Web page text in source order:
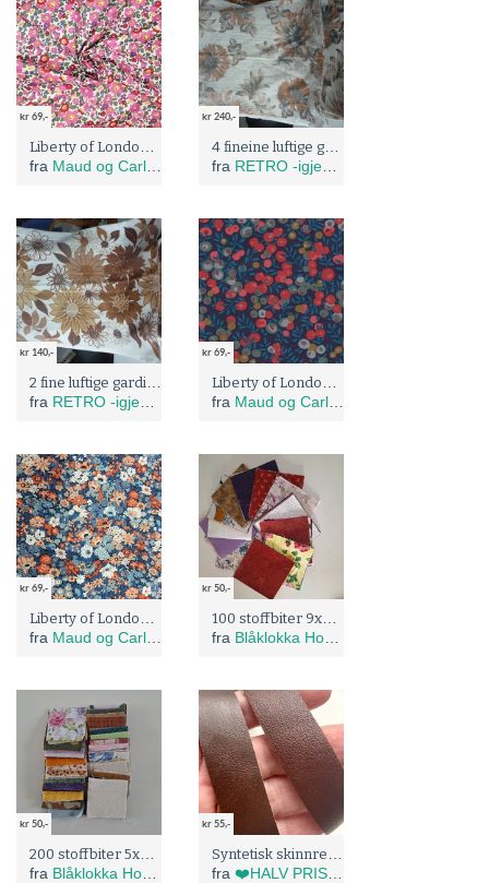
kr 69,-
fra Maud og Carlas stoffer
kr 240,-
fra RETRO -igjen. Sommer salg 20% !
kr 140,-
fra RETRO -igjen. Sommer salg 20% !
kr 69,-
fra Maud og Carlas stoffer
kr 69,-
fra Maud og Carlas stoffer
kr 50,-
fra Blåklokka Hobby
kr 50,-
fra Blåklokka Hobby
kr 55,-
fra ❤️HALV PRIS I BLÅBÆRTUA :)